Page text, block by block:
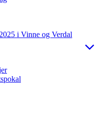
i Vinne og Verdal